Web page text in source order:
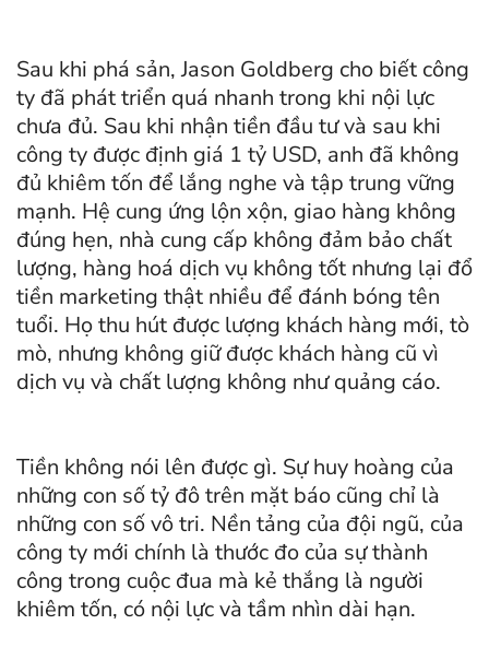
Sau khi phá sản, Jason Goldberg cho biết công
ty đã phát triển quá nhanh trong khi nội lực
chưa đủ. Sau khi nhận tiền đầu tư và sau khi
công ty được định giá 1 tỷ USD, anh đã không
đủ khiêm tốn để lắng nghe và tập trung vững
mạnh. Hệ cung ứng lộn xộn, giao hàng không
đúng hẹn, nhà cung cấp không đảm bảo chất
lượng, hàng hoá dịch vụ không tốt nhưng lại đổ
tiền marketing thật nhiều để đánh bóng tên
tuổi. Họ thu hút được lượng khách hàng mới, tò
mò, nhưng không giữ được khách hàng cũ vì
dịch vụ và chất lượng không như quảng cáo.
Tiền không nói lên được gì. Sự huy hoàng của
những con số tỷ đô trên mặt báo cũng chỉ là
những con số vô tri. Nền tảng của đội ngũ, của
công ty mới chính là thước đo của sự thành
công trong cuộc đua mà kẻ thắng là người
khiêm tốn, có nội lực và tầm nhìn dài hạn.